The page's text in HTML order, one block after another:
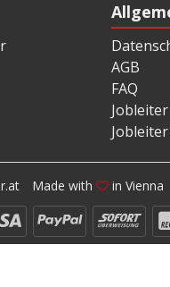
AGB
FAQ
Made with in Vienna